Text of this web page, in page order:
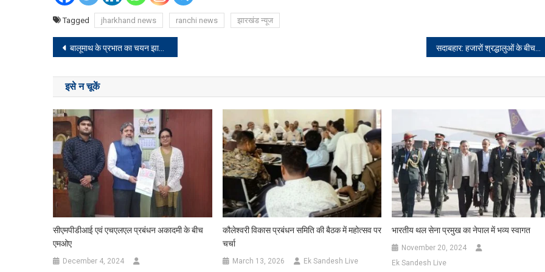
Tagged jharkhand news ranchi news झारखंड न्यूज
Post
navigation
बालूमाथ के प्रभात का चयन झारखंड क्रिकेट टीम में, लोगों ने दी बधाई सदाबहार: हजारों श्रद्धालुओं के बीच किया गया भोग वितरण
इसे न चूकें
सीएमपीडीआई एवं एचएलएल प्रबंधन अकादमी के बीच
एमओए
December 4, 2024
कौलेश्वरी विकास प्रबंधन समिति की बैठक में महोत्सव पर
चर्चा
March 13, 2026 Ek Sandesh Live
भारतीय थल सेना प्रमुख का नेपाल में भव्य स्वागत
November 20, 2024
Ek Sandesh Live